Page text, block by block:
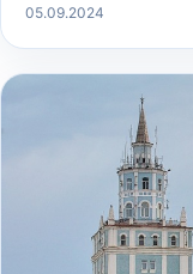
05.09.2024